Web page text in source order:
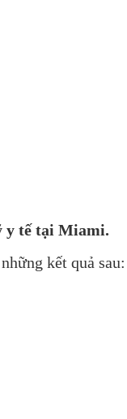
y tế tại Miami.
kết quả sau: